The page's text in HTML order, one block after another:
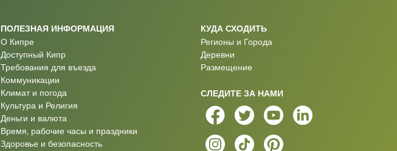
ПОЛЕЗНАЯ ИНФОРМАЦИЯ
О Кипре
Доступный Кипр
Требования для въезда
Коммуникации
Климат и погода
Культура и Религия
Деньги и валюта
Время, рабочие часы и праздники
Здоровье и безопасность
КУДА СХОДИТЬ
Регионы и Города
Деревни
Размещение
СЛЕДИТЕ ЗА НАМИ